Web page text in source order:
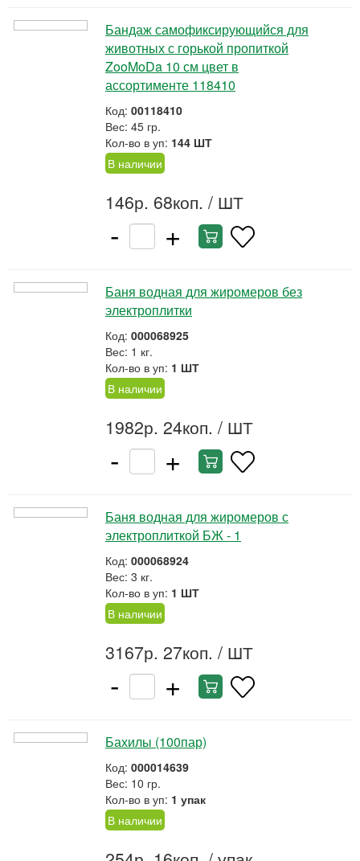
Бандаж самофиксирующийся для
животных с горькой пропиткой
ZooMoDa 10 см цвет в
ассортименте 118410
Код: 00118410
Вес: 45 гр.
Кол-во в уп: 144 ШТ
В наличии
146р. 68коп. / ШТ
- +
Баня водная для жиромеров без
электроплитки
Код: 000068925
Вес: 1 кг.
Кол-во в уп: 1 ШТ
В наличии
1982р. 24коп. / ШТ
- +
Баня водная для жиромеров с
электроплиткой БЖ - 1
Код: 000068924
Вес: 3 кг.
Кол-во в уп: 1 ШТ
В наличии
3167р. 27коп. / ШТ
- +
Бахилы (100пар)
Код: 000014639
Вес: 10 гр.
Кол-во в уп: 1 упак
В наличии